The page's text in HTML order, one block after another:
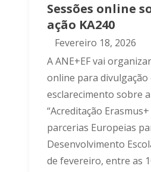
Sessões online
ação KA240
Fevereiro 18, 2026
A ANE+EF vai
online para divulgação
esclarecimento sobre a
“Acreditação
parcerias Europeias
Desenvolvimento
de fevereiro, entre as